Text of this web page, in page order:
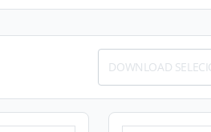
DOWNLOAD